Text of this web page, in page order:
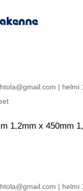
| helmi
1,2mm x 450mm
| helmi